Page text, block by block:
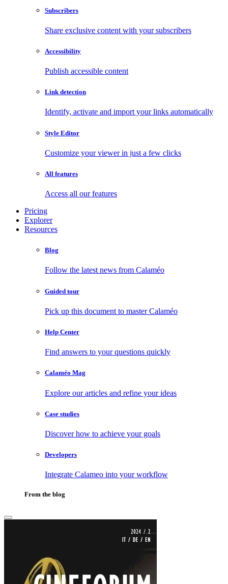
Subscribers
Share exclusive content with your subscribers
Accessibility
Publish accessible content
Link detection
Identify, activate and import your links automatically
Style Editor
Customize your viewer in just a few clicks
All features
Access all our features
Pricing
Explorer
Resources
Blog
Follow the latest news from Calaméo
Guided tour
Pick up this document to master Calaméo
Help Center
Find answers to your questions quickly
Calaméo Mag
Explore our articles and refine your ideas
Case studies
Discover how to achieve your goals
Developers
Integrate Calameo into your workflow
From the blog